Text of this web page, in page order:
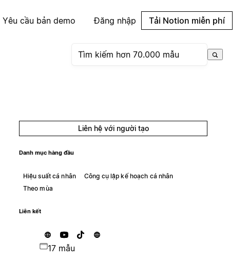
Yêu cầu bản demo Đăng nhập Tải Notion miễn phí
Liên hệ với người tạo
Danh mục hàng đầu
Hiệu suất cá nhân
Công cụ lập kế hoạch cá nhân
Theo mùa
Liên kết
17 mẫu